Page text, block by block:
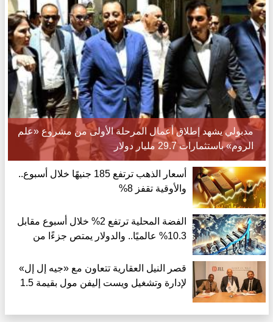
مدبولي يشهد إطلاق أعمال المرحلة الأولى من مشروع «علم
الروم» باستثمارات 29.7 مليار دولار
أسعار الذهب ترتفع 185 جنيهًا خلال أسبوع..
والأوقية تقفز 8%
الفضة المحلية ترتفع 2% خلال أسبوع مقابل
10.3% عالميًا.. والدولار يمتص جزءًا من
قصر النيل العقارية تتعاون مع «جيه إل إل»
لإدارة وتشغيل ويست إليفن مول بقيمة 1.5